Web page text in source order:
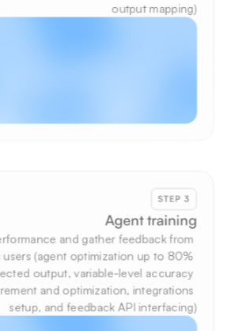
output mapping)
STEP 3
Agent training
and gather feedback from
users (agent optimization up to 80%
output, variable-level accuracy
and optimization, integrations
setup, and feedback API interfacing)